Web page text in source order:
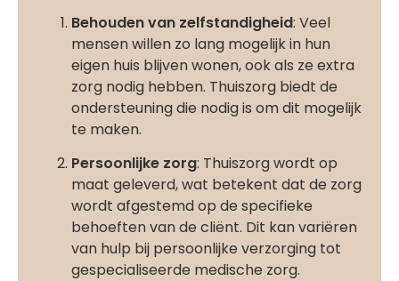
Behouden van zelfstandigheid: Veel
mensen willen zo lang mogelijk in hun
eigen huis blijven wonen, ook als ze extra
zorg nodig hebben. Thuiszorg biedt de
ondersteuning die nodig is om dit mogelijk
te maken.
Persoonlijke zorg: Thuiszorg wordt op
maat geleverd, wat betekent dat de zorg
wordt afgestemd op de specifieke
behoeften van de cliënt. Dit kan variëren
van hulp bij persoonlijke verzorging tot
gespecialiseerde medische zorg.